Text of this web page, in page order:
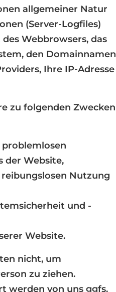
allgemeiner Natur
(Server-Logfiles)
Webbrowsers, das
den Domainnamen
Ihre IP-Adresse
zu folgenden Zwecken
der Website,
Nutzung
und -
Website.
nicht, um
zu ziehen.
werden von uns ggfs.